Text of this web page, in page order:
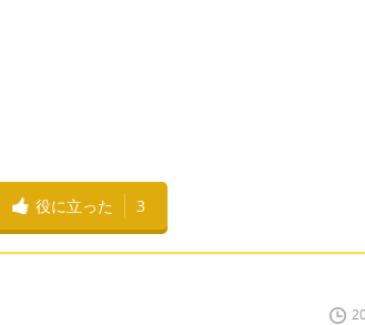
役に立った 3